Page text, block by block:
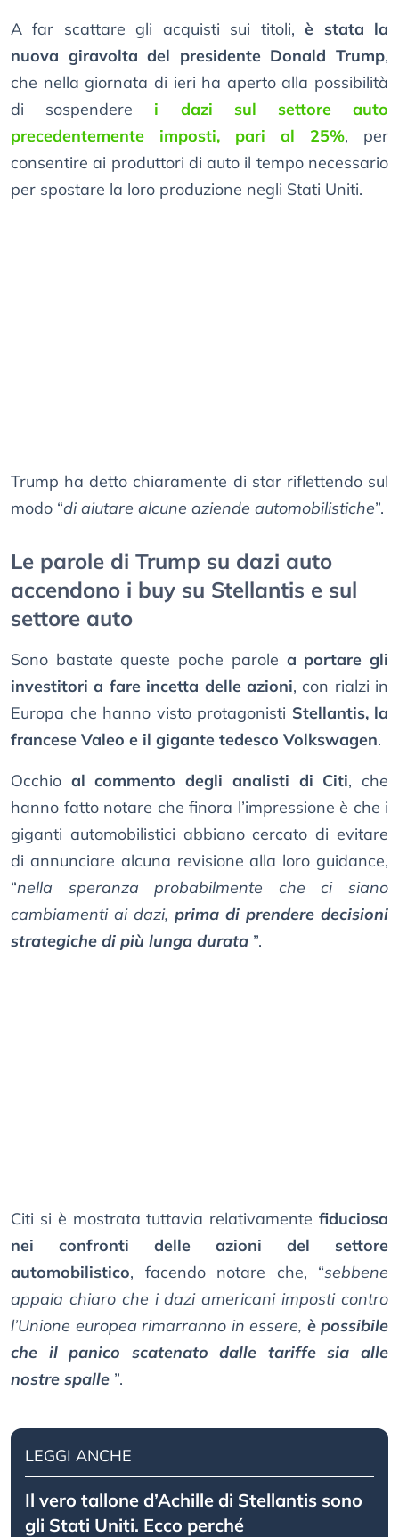
A far scattare gli acquisti sui titoli,è stata la
nuova giravolta del presidente Donald Trump,
che nella giornata di ieri ha aperto alla possibilità
di sospendere i dazi sul settore auto
precedentemente imposti, pari al 25%, per
consentire ai produttori di auto il tempo necessario
per spostare la loro produzione negli Stati Uniti.
Trump ha detto chiaramente di star riflettendo sul
modo “di aiutare alcune aziende automobilistiche”.
Le parole di Trump su dazi auto
accendono i buy su Stellantis e sul
settore auto
Sono bastate queste poche parole a portare gli
investitori a fare incetta delle azioni, con rialzi in
Europa che hanno visto protagonisti Stellantis, la
francese Valeo e il gigante tedesco Volkswagen.
Occhio al commento degli analisti di Citi, che
hanno fatto notare che finora l’impressione è che i
giganti automobilistici abbiano cercato di evitare
di annunciare alcuna revisione alla loro guidance,
“nella speranza probabilmente che ci siano
cambiamenti ai dazi, prima di prendere decisioni
strategiche di più lunga durata ”.
Citi si è mostrata tuttavia relativamente fiduciosa
nei confronti delle azioni del settore
automobilistico, facendo notare che, “sebbene
appaia chiaro che i dazi americani imposti contro
l’Unione europea rimarranno in essere, è possibile
che il panico scatenato dalle tariffe sia alle
nostre spalle ”.
LEGGI ANCHE
Il vero tallone d’Achille di Stellantis sono
gli Stati Uniti. Ecco perché